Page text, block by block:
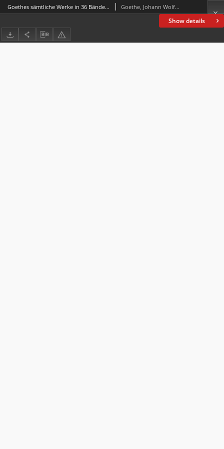
Show details
Goethes sämtliche Werke in 36 Bänden. Bd. 29, Benvenuto Cellini Goethe, Johann Wolfgang von (1749-1832)